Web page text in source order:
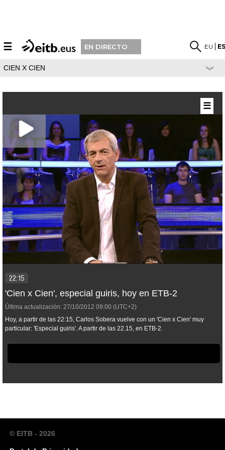
☰ EN DIRECTO EU
CIEN X CIEN
22:15
'Cien x Cien', especial guiris, hoy en ETB-2
Última actualización: 27/10/2012 09:00 (UTC+2)
Hoy, a partir de las 22:15, Carlos Sobera vuelve con un 'Cien x Cien' muy
particular: 'Especial guiris'. A partir de las 22.15, en ETB-2.
☰
© EITB - 2026